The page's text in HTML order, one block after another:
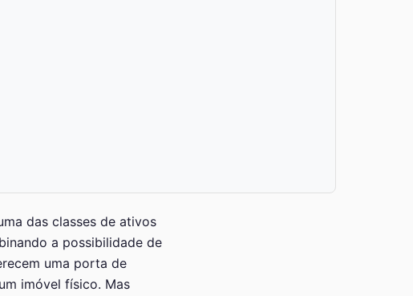
das classes de ativos
a possibilidade de
uma porta de
imóvel físico. Mas